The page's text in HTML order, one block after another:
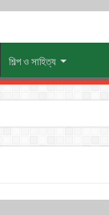
শিল্প ও সাহিত্য